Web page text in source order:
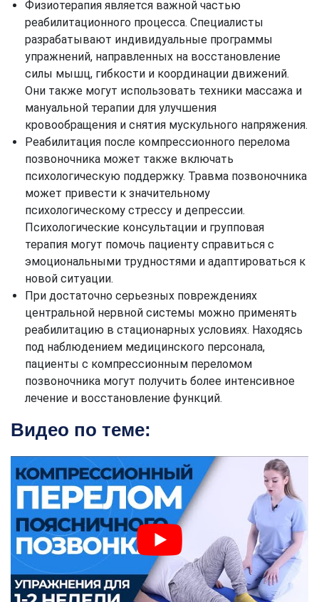
Физиотерапия является важной частью
реабилитационного процесса. Специалисты
разрабатывают индивидуальные программы
упражнений, направленных на восстановление
силы мышц, гибкости и координации движений.
Они также могут использовать техники массажа и
мануальной терапии для улучшения
кровообращения и снятия мускульного напряжения.
Реабилитация после компрессионного перелома
позвоночника может также включать
психологическую поддержку. Травма позвоночника
может привести к значительному
психологическому стрессу и депрессии.
Психологические консультации и групповая
терапия могут помочь пациенту справиться с
эмоциональными трудностями и адаптироваться к
новой ситуации.
При достаточно серьезных повреждениях
центральной нервной системы можно применять
реабилитацию в стационарных условиях. Находясь
под наблюдением медицинского персонала,
пациенты с компрессионным переломом
позвоночника могут получить более интенсивное
лечение и восстановление функций.
Видео по теме: